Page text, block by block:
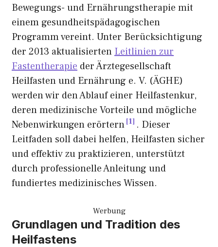
Bewegungs- und Ernährungstherapie mit
einem gesundheitspädagogischen
Programm vereint. Unter Berücksichtigung
der 2013 aktualisierten Leitlinien zur
Fastentherapie der Ärztegesellschaft
Heilfasten und Ernährung e. V. (ÄGHE)
werden wir den Ablauf einer Heilfastenkur,
deren medizinische Vorteile und mögliche
Nebenwirkungen erörtern 1 . Dieser
Leitfaden soll dabei helfen, Heilfasten sicher
und effektiv zu praktizieren, unterstützt
durch professionelle Anleitung und
fundiertes medizinisches Wissen.
Werbung
Grundlagen und Tradition des
Heilfastens